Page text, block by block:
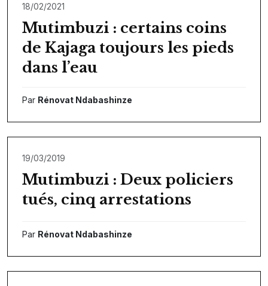
18/02/2021
Mutimbuzi : certains coins
de Kajaga toujours les pieds
dans l’eau
Par Rénovat Ndabashinze
19/03/2019
Mutimbuzi : Deux policiers
tués, cinq arrestations
Par Rénovat Ndabashinze